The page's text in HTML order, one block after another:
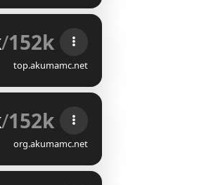
/152k
top.akumamc.net
/152k
org.akumamc.net